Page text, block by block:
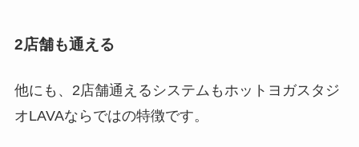
2店舗も通える
他にも、2店舗通えるシステムもホットヨガスタジ
オLAVAならではの特徴です。